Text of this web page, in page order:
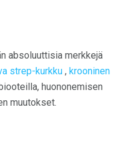
absoluuttisia merkkejä
strep-kurkku , krooninen
huononemisen
muutokset.